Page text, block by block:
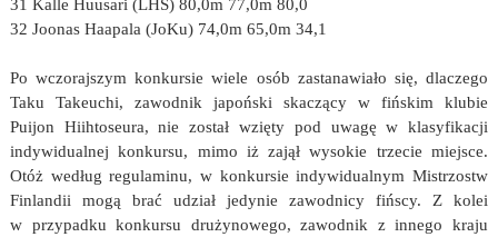
31 Kalle Huusari (LHS) 80,0m 77,0m 80,0
32 Joonas Haapala (JoKu) 74,0m 65,0m 34,1
Po wczorajszym konkursie wiele osób zastanawiało się, dlaczego
Taku Takeuchi, zawodnik japoński skaczący w fińskim klubie
Puijon Hiihtoseura, nie został wzięty pod uwagę w klasyfikacji
indywidualnej konkursu, mimo iż zajął wysokie trzecie miejsce.
Otóż według regulaminu, w konkursie indywidualnym Mistrzostw
Finlandii mogą brać udział jedynie zawodnicy fińscy. Z kolei
w przypadku konkursu drużynowego, zawodnik z innego kraju